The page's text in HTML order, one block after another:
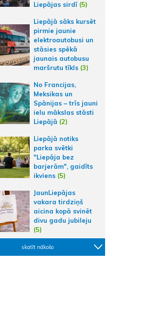
Liepājas sirdī (5)
Liepājā sāks kursēt
pirmie jaunie
elektroautobusi un
stāsies spēkā
jaunais autobusu
maršrutu tīkls (3)
No Francijas,
Meksikas un
Spānijas – trīs jauni
ielu mākslas stāsti
Liepājā (2)
Liepājā notiks
parka svētki
"Liepāja bez
barjerām", gaidīts
ikviens (5)
JaunLiepājas
vakara tirdziņš
aicina kopā svinēt
divu gadu jubileju
(5)
skatīt nākošo